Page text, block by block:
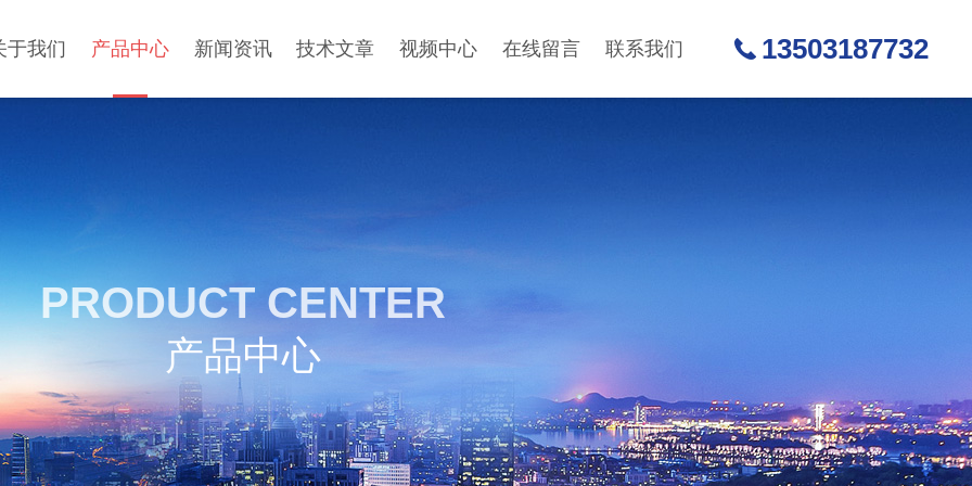
于我们 产品中心 新闻资讯 技术文章 视频中心 在线留言 联系我们 13503187732
PRODUCT CENTER
产品中心